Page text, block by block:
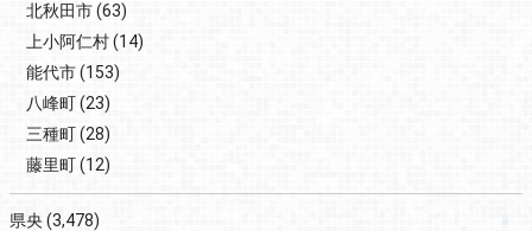
北秋田市(63)
上小阿仁村(14)
能代市(153)
八峰町(23)
三種町(28)
藤里町(12)
県央(3,478)